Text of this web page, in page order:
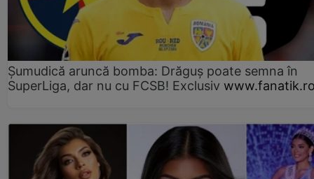
Șumudică aruncă bomba: Drăguș poate semna în
SuperLiga, dar nu cu FCSB! Exclusiv